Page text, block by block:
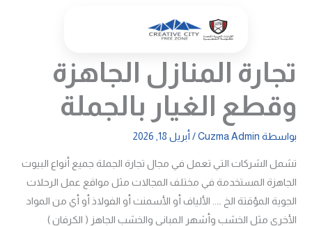
تجارة المنازل الجاهزة
وقطع الغيار بالجملة
بواسطة Cuzma Admin
/ أبريل 18, 2026
تشمل الشركات التي تعمل في مجال تجارة الجملة جميع أنواع البيوت
الجاهزة المستخدمة في مختلف المجالات مثل مواقع عمل الرحلات
الجوية المؤقتة الخ ….. الألياف أو الأسمنت أو الفولاذ أو أي من المواد
الأخرى مثل الخشب وأشهر المباني والخشب الجاهز ( الكرفان )